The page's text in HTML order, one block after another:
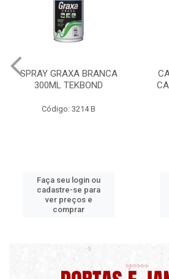
CABO TRANSFERENCIA
CARGAS CHUPETA 3,5M
Código: 2600
Faça seu login ou
cadastre-se para
ver preços e
comprar